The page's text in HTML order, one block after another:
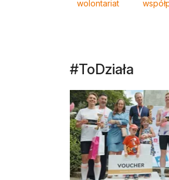
wolontariat
#ToDziała